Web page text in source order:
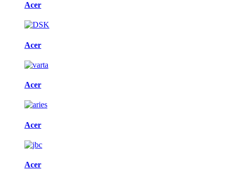
Acer
Acer
Acer
Acer
Acer